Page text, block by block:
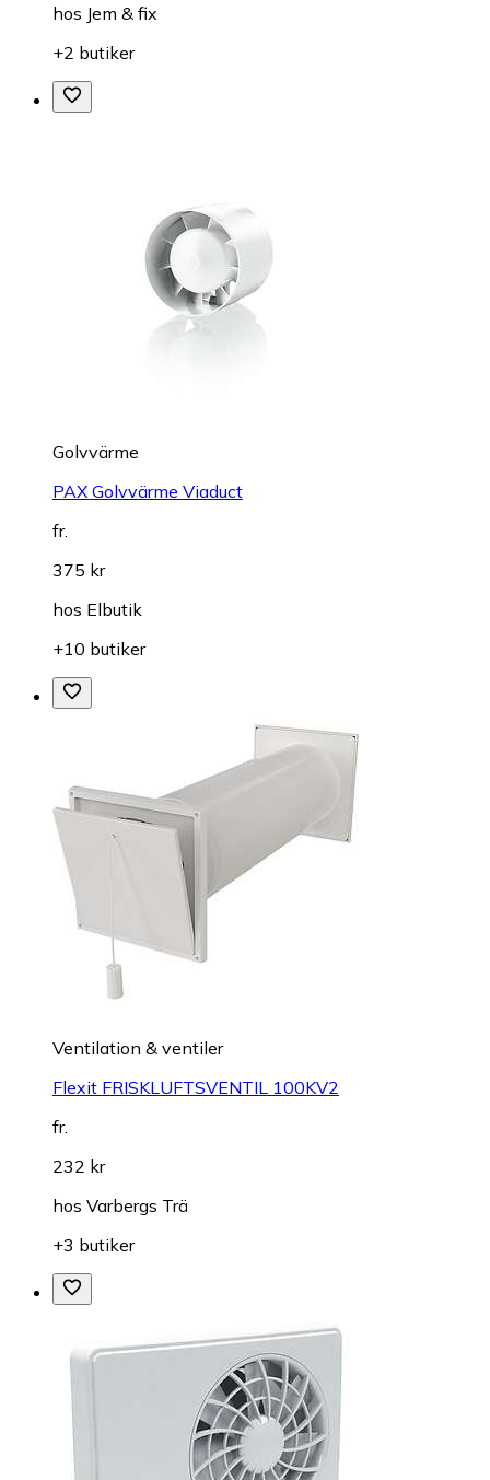
hos Jem & fix
+2 butiker
Golvvärme
PAX Golvvärme Viaduct
fr.
375 kr
hos Elbutik
+10 butiker
Ventilation & ventiler
Flexit FRISKLUFTSVENTIL 100KV2
fr.
232 kr
hos Varbergs Trä
+3 butiker